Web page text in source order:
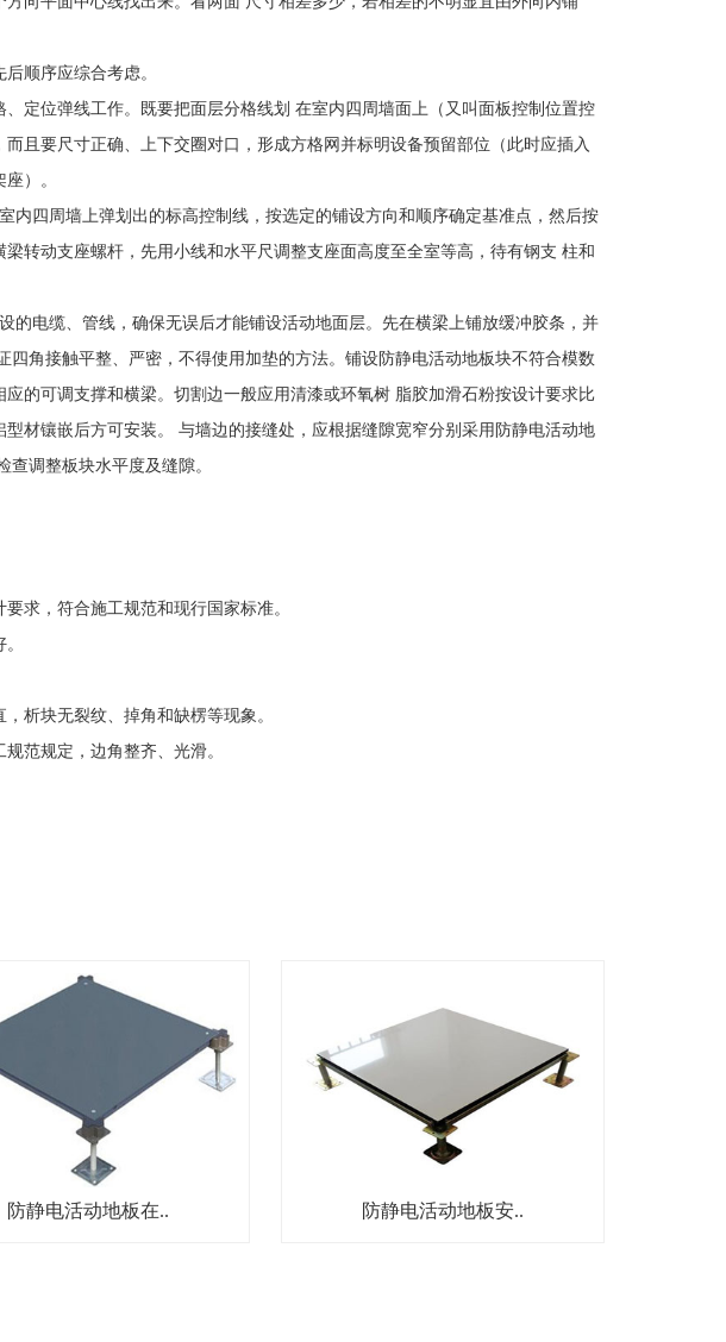
顺序应综合考虑。
位弹线工作。既要把面层分格线划 在室内四周墙面上（又叫面板控制位置控
且要尺寸正确、上下交圈对口，形成方格网并标明设备预留部位（此时应插入
）。
四周墙上弹划出的标高控制线，按选定的铺设方向和顺序确定基准点，然后按
转动支座螺杆，先用小线和水平尺调整支座面高度至全室等高，待有钢支 柱和
电缆、管线，确保无误后才能铺设活动地面层。先在横梁上铺放缓冲胶条，并
角接触平整、严密，不得使用加垫的方法。铺设防静电活动地板块不符合模数
的可调支撑和横梁。切割边一般应用清漆或环氧树 脂胶加滑石粉按设计要求比
材镶嵌后方可安装。 与墙边的接缝处，应根据缝隙宽窄分别采用防静电活动地
调整板块水平度及缝隙。
，符合施工规范和现行国家标准。
析块无裂纹、掉角和缺楞等现象。
范规定，边角整齐、光滑。
防静电活动地板在.. 防静电活动地板安..